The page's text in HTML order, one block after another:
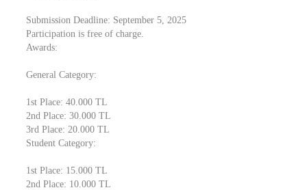
Submission Deadline: September 5, 2025
Participation is free of charge.
Awards:
General Category:
1st Place: 40.000 TL
2nd Place: 30.000 TL
3rd Place: 20.000 TL
Student Category:
1st Place: 15.000 TL
2nd Place: 10.000 TL